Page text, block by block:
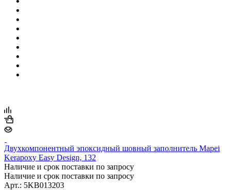
Двухкомпонентный эпоксидный шовный заполнитель Mapei
Kerapoxy Easy Design, 132
Наличие и срок поставки по запросу
Наличие и срок поставки по запросу
Арт.: 5KB013203